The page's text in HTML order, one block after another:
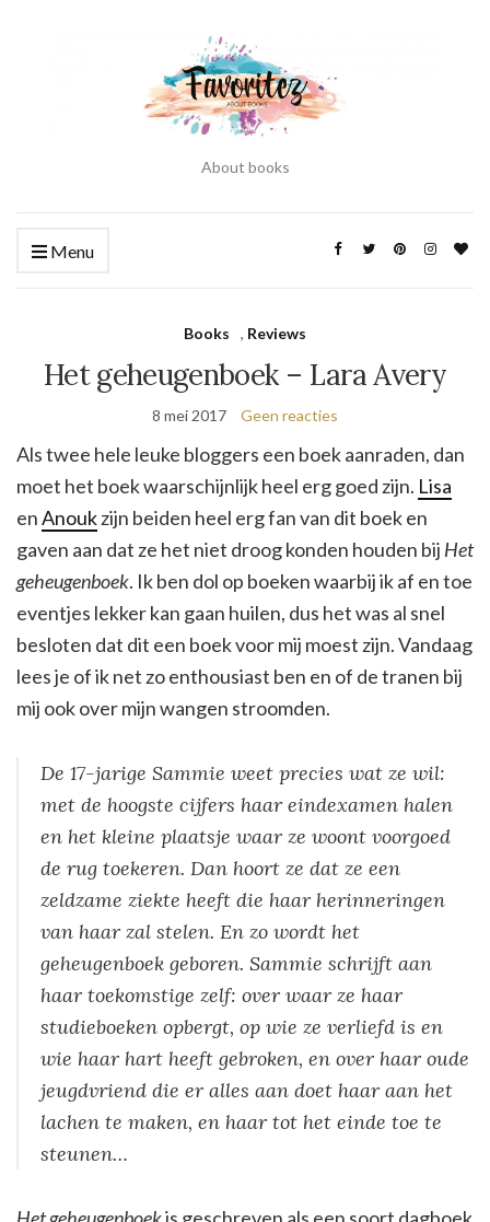
About books
Menu
Books , Reviews
Het geheugenboek – Lara Avery
8 mei 2017 Geen reacties
Als twee hele leuke bloggers een boek aanraden, dan
moet het boek waarschijnlijk heel erg goed zijn. Lisa
enAnoukzijn beiden heel erg fan van dit boek en
gaven aan dat ze het niet droog konden houden bij Het
geheugenboek. Ik ben dol op boeken waarbij ik af en toe
eventjes lekker kan gaan huilen, dus het was al snel
besloten dat dit een boek voor mij moest zijn. Vandaag
lees je of ik net zo enthousiast ben en of de tranen bij
mij ook over mijn wangen stroomden.
De 17-jarige Sammie weet precies wat ze wil:
met de hoogste cijfers haar eindexamen halen
en het kleine plaatsje waar ze woont voorgoed
de rug toekeren. Dan hoort ze dat ze een
zeldzame ziekte heeft die haar herinneringen
van haar zal stelen. En zo wordt het
geheugenboek geboren. Sammie schrijft aan
haar toekomstige zelf: over waar ze haar
studieboeken opbergt, op wie ze verliefd is en
wie haar hart heeft gebroken, en over haar oude
jeugdvriend die er alles aan doet haar aan het
lachen te maken, en haar tot het einde toe te
steunen…